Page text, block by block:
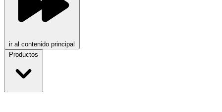
ir al contenido principal
Productos